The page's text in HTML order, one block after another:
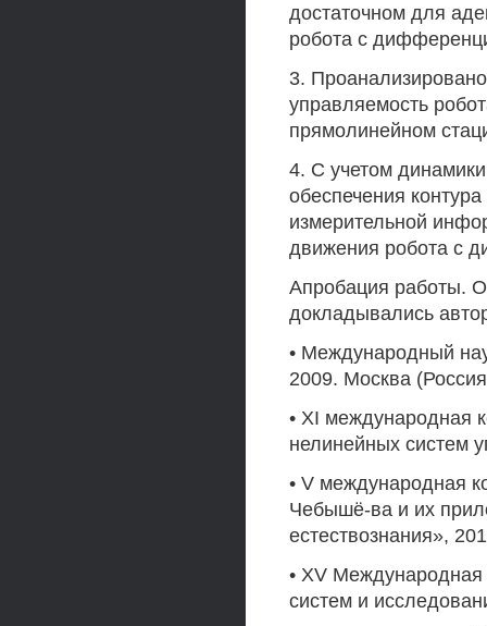
достаточном для
робота с
3.
управляемость
прямолинейном
4. С учетом
обеспечения
измерительной
движения робота с
Апробация работы.
докладывались
• Международный
2009. Москва
• XI международная
нелинейных систем
• V международная
Чебышё-ва и их
естествознания»,
• XV
систем и